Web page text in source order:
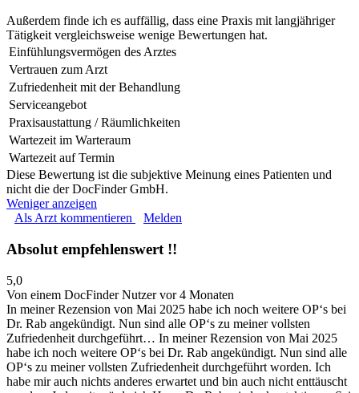
Außerdem finde ich es auffällig, dass eine Praxis mit langjähriger
Tätigkeit vergleichsweise wenige Bewertungen hat.
Einfühlungsvermögen des Arztes
Vertrauen zum Arzt
Zufriedenheit mit der Behandlung
Serviceangebot
Praxisaustattung / Räumlichkeiten
Wartezeit im Warteraum
Wartezeit auf Termin
Diese Bewertung ist die subjektive Meinung eines Patienten und
nicht die der DocFinder GmbH.
Weniger anzeigen
Als Arzt kommentieren
Melden
Absolut empfehlenswert !!
5,0
Von einem DocFinder Nutzervor 4 Monaten
In meiner Rezension von Mai 2025 habe ich noch weitere OP‘s bei
Dr. Rab angekündigt. Nun sind alle OP‘s zu meiner vollsten
Zufriedenheit durchgeführt… In meiner Rezension von Mai 2025
habe ich noch weitere OP‘s bei Dr. Rab angekündigt. Nun sind alle
OP‘s zu meiner vollsten Zufriedenheit durchgeführt worden. Ich
habe mir auch nichts anderes erwartet und bin auch nicht enttäuscht